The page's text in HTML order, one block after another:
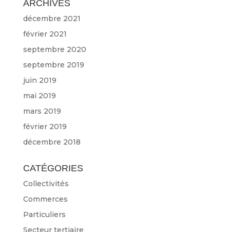
ARCHIVES
décembre 2021
février 2021
septembre 2020
septembre 2019
juin 2019
mai 2019
mars 2019
février 2019
décembre 2018
CATÉGORIES
Collectivités
Commerces
Particuliers
Secteur tertiaire